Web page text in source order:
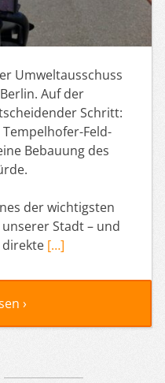
Umweltausschuss
Auf der
Schritt:
Feld-
Bebauung des
der wichtigsten
Stadt – und
[…]
›